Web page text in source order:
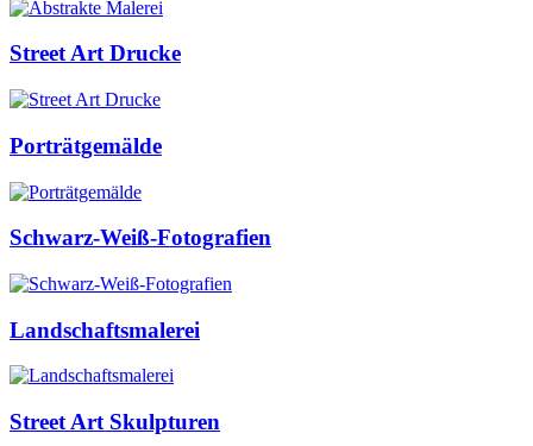
Street Art Drucke
Porträtgemälde
Schwarz-Weiß-Fotografien
Landschaftsmalerei
Street Art Skulpturen